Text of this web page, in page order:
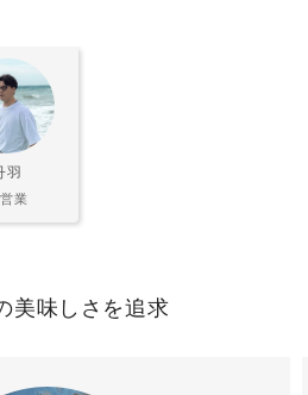
羽
業
美味しさを追求